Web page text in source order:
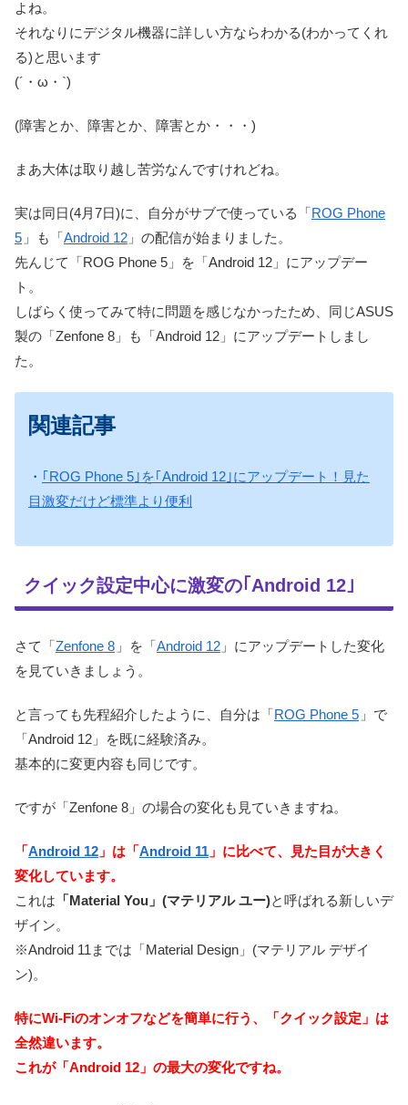
よね。
それなりにデジタル機器に詳しい方ならわかる(わかってくれ
る)と思います
(´・ω・`)
(障害とか、障害とか、障害とか・・・)
まあ大体は取り越し苦労なんですけれどね。
実は同日(4月7日)に、自分がサブで使っている「ROG Phone
5 」も「Android 12 」の配信が始まりました。
先んじて「ROG Phone 5」を「Android 12」にアップデー
ト。
しばらく使ってみて特に問題を感じなかったため、同じASUS
製の「Zenfone 8」も「Android 12」にアップデートしまし
た。
関連記事
・ ｢ROG Phone 5｣を｢Android 12｣にアップデート！見た
目激変だけど標準より便利
クイック設定中心に激変の｢Android 12｣
さて「Zenfone 8 」を「Android 12 」にアップデートした変化
を見ていきましょう。
と言っても先程紹介したように、自分は「ROG Phone 5 」で
「Android 12」を既に経験済み。
基本的に変更内容も同じです。
ですが「Zenfone 8」の場合の変化も見ていきますね。
「Android 12 」は「Android 11 」に比べて、見た目が大きく
変化しています。
これは 「Material You」(マテリアル ユー)と呼ばれる新しいデ
ザイン。
※Android 11までは「Material Design」(マテリアル デザイ
ン)。
特にWi-Fiのオンオフなどを簡単に行う、「クイック設定」は
全然違います。
これが「Android 12」の最大の変化ですね。